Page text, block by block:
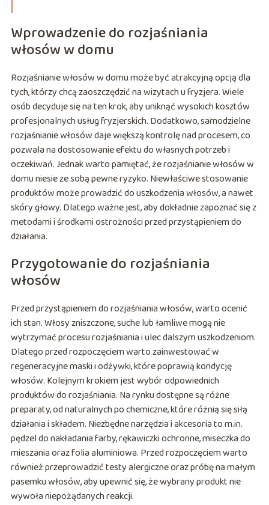
Wprowadzenie do rozjaśniania
włosów w domu
Rozjaśnianie włosów w domu może być atrakcyjną opcją dla
tych, którzy chcą zaoszczędzić na wizytach u fryzjera. Wiele
osób decyduje się na ten krok, aby uniknąć wysokich kosztów
profesjonalnych usług fryzjerskich. Dodatkowo, samodzielne
rozjaśnianie włosów daje większą kontrolę nad procesem, co
pozwala na dostosowanie efektu do własnych potrzeb i
oczekiwań. Jednak warto pamiętać, że rozjaśnianie włosów w
domu niesie ze sobą pewne ryzyko. Niewłaściwe stosowanie
produktów może prowadzić do uszkodzenia włosów, a nawet
skóry głowy. Dlatego ważne jest, aby dokładnie zapoznać się z
metodami i środkami ostrożności przed przystąpieniem do
działania.
Przygotowanie do rozjaśniania
włosów
Przed przystąpieniem do rozjaśniania włosów, warto ocenić
ich stan. Włosy zniszczone, suche lub łamliwe mogą nie
wytrzymać procesu rozjaśniania i ulec dalszym uszkodzeniom.
Dlatego przed rozpoczęciem warto zainwestować w
regeneracyjne maski i odżywki, które poprawią kondycję
włosów. Kolejnym krokiem jest wybór odpowiednich
produktów do rozjaśniania. Na rynku dostępne są różne
preparaty, od naturalnych po chemiczne, które różnią się siłą
działania i składem. Niezbędne narzędzia i akcesoria to m.in.
pędzel do nakładania farby, rękawiczki ochronne, miseczka do
mieszania oraz folia aluminiowa. Przed rozpoczęciem warto
również przeprowadzić testy alergiczne oraz próbę na małym
pasemku włosów, aby upewnić się, że wybrany produkt nie
wywoła niepożądanych reakcji.